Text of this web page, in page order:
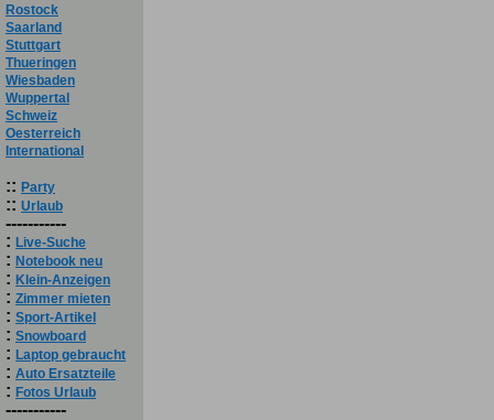
Rostock
Saarland
Stuttgart
Thueringen
Wiesbaden
Wuppertal
Schweiz
Oesterreich
International
:: Party
:: Urlaub
-----------
: Live-Suche
: Notebook neu
: Klein-Anzeigen
: Zimmer mieten
: Sport-Artikel
: Snowboard
: Laptop gebraucht
: Auto Ersatzteile
: Fotos Urlaub
-----------